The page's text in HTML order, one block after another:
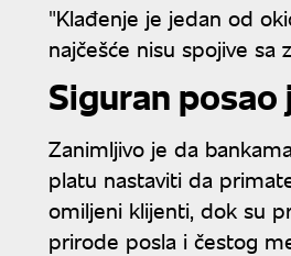
"Klađenje je jedan od
najčešće nisu spojive sa
Siguran
Zanimljivo je da
platu nastaviti da
omiljeni klijenti, dok su
prirode posla i čestog